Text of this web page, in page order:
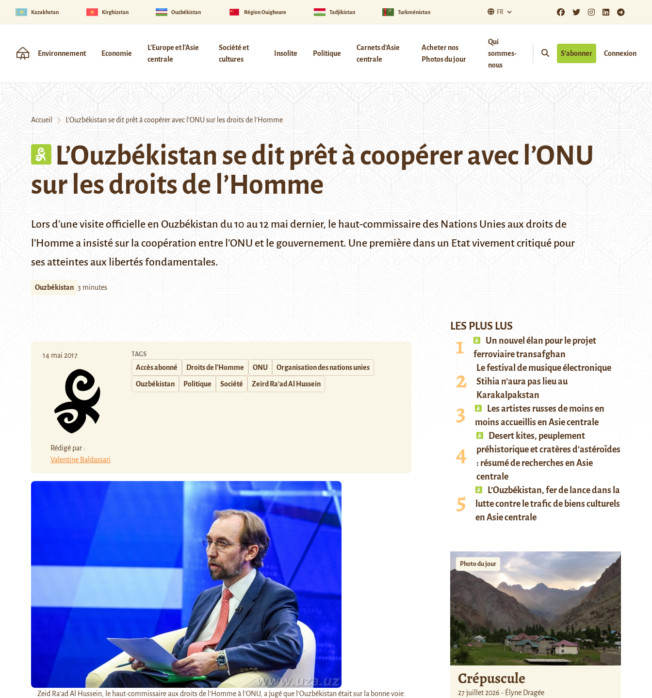
Kazakhstan Kirghizstan Ouzbékistan Région Ouïghoure Tadjikistan Turkménistan FR
Environnement Economie
L'Europe et l'Asie
centrale
Société et
cultures
Insolite Politique
Carnets d’Asie
centrale
Acheter nos
Photos du jour
Qui
sommes-
nous
S’abonner Connexion
Accueil L’Ouzbékistan se dit prêt à coopérer avec l’ONU sur les droits de l’Homme
L’Ouzbékistan se dit prêt à coopérer avec l’ONU
sur les droits de l’Homme
Lors d’une visite officielle en Ouzbékistan du 10 au 12 mai dernier, le haut-commissaire des Nations Unies aux droits de
l’Homme a insisté sur la coopération entre l’ONU et le gouvernement. Une première dans un Etat vivement critiqué pour
ses atteintes aux libertés fondamentales.
Ouzbékistan 3 minutes
14 mai 2017
Rédigé par :
Valentine Baldassari
TAGS
Accès abonné Droits de l'Homme ONU Organisation des nations unies
Ouzbékistan Politique Société Zeird Ra’ad Al Hussein
Zeid Ra’ad Al Hussein, le haut-commissaire aux droits de l'Homme à l'ONU, a jugé que l'Ouzbékistan était sur la bonne voie.
LES PLUS LUS
Un nouvel élan pour le projet
ferroviaire transafghan
Le festival de musique électronique
Stihia n’aura pas lieu au
Karakalpakstan
Les artistes russes de moins en
moins accueillis en Asie centrale
Desert kites, peuplement
préhistorique et cratères d’astéroïdes
: résumé de recherches en Asie
centrale
L’Ouzbékistan, fer de lance dans la
lutte contre le trafic de biens culturels
en Asie centrale
Photo du jour
Crépuscule
27 juillet 2026 - Élyne Dragée